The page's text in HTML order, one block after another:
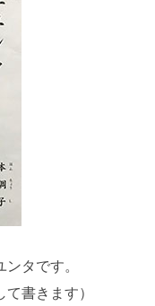
タです。
書きます）